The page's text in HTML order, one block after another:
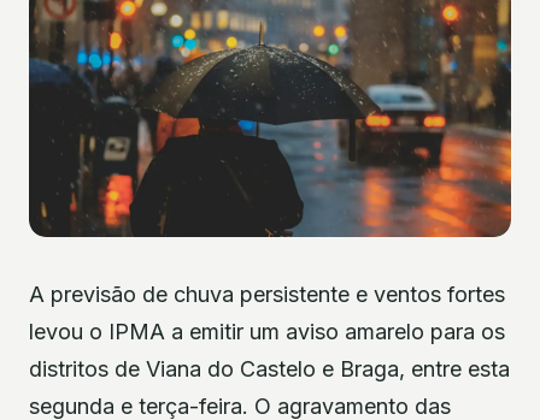
A previsão de chuva persistente e ventos fortes
levou o IPMA a emitir um aviso amarelo para os
distritos de Viana do Castelo e Braga, entre esta
segunda e terça-feira. O agravamento das